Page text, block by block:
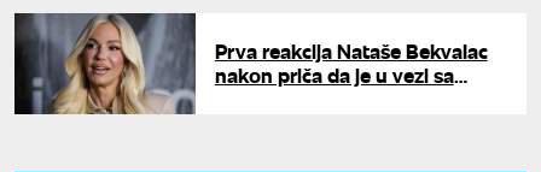
Prva reakcija Nataše Bekvalac
nakon priča da je u vezi sa